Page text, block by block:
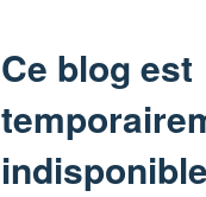
Ce blog est
indisponible